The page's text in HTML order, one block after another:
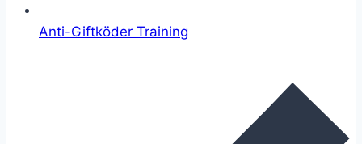
Anti-Giftköder Training